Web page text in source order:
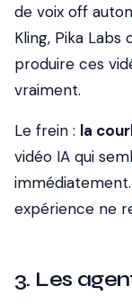
de voix off
Kling, Pika
produire ces
vraiment.
Le frein : la
vidéo IA qui
expérience ne
3. Les